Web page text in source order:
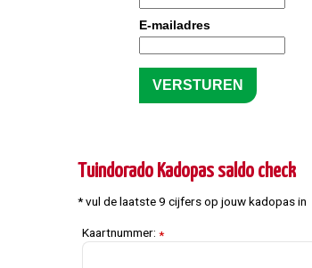
E-mailadres
Tuindorado Kadopas saldo check
* vul de laatste 9 cijfers op jouw kadopas in
Kaartnummer: *